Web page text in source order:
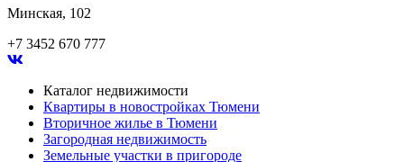
Минская, 102
+7 3452 670 777
Каталог недвижимости
Квартиры в новостройках Тюмени
Вторичное жилье в Тюмени
Загородная недвижимость
Земельные участки в пригороде